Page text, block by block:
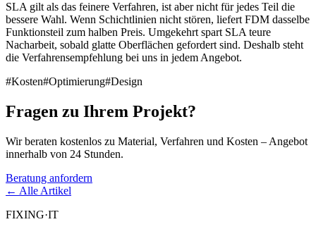
SLA gilt als das feinere Verfahren, ist aber nicht für jedes Teil die
bessere Wahl. Wenn Schichtlinien nicht stören, liefert FDM dasselbe
Funktionsteil zum halben Preis. Umgekehrt spart SLA teure
Nacharbeit, sobald glatte Oberflächen gefordert sind. Deshalb steht
die Verfahrensempfehlung bei uns in jedem Angebot.
#Kosten#Optimierung#Design
Fragen zu Ihrem Projekt?
Wir beraten kostenlos zu Material, Verfahren und Kosten – Angebot
innerhalb von 24 Stunden.
Beratung anfordern
← Alle Artikel
FIXING·IT